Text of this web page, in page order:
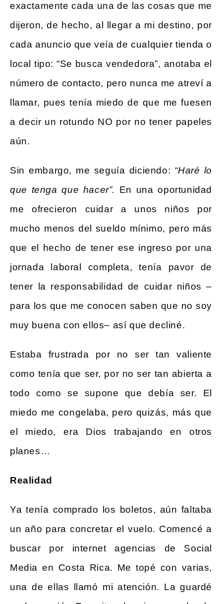
exactamente cada una de las cosas que me
dijeron, de hecho, al llegar a mi destino, por
cada anuncio que veía de cualquier tienda o
local tipo: “Se busca vendedora”, anotaba el
número de contacto, pero nunca me atreví a
llamar, pues tenía miedo de que me fuesen
a decir un rotundo NO por no tener papeles
aún.
Sin embargo, me seguía diciendo: “Haré lo
que tenga que hacer”.
En una oportunidad
me ofrecieron cuidar a unos niños por
mucho menos del sueldo mínimo, pero más
que el hecho de tener ese ingreso por una
jornada laboral completa, tenía pavor de
tener la responsabilidad de cuidar niños –
para los que me conocen saben que no soy
muy buena con ellos– así que decliné.
Estaba frustrada por no ser tan valiente
como tenía que ser, por no ser tan abierta a
todo como se supone que debía ser. El
miedo me congelaba, pero quizás, más que
el miedo, era Dios trabajando en otros
planes…
Realidad
Ya tenía comprado los boletos, aún faltaba
un año para concretar el vuelo. Comencé a
buscar por internet agencias de Social
Media en Costa Rica. Me topé con varias,
una de ellas llamó mi atención. La guardé